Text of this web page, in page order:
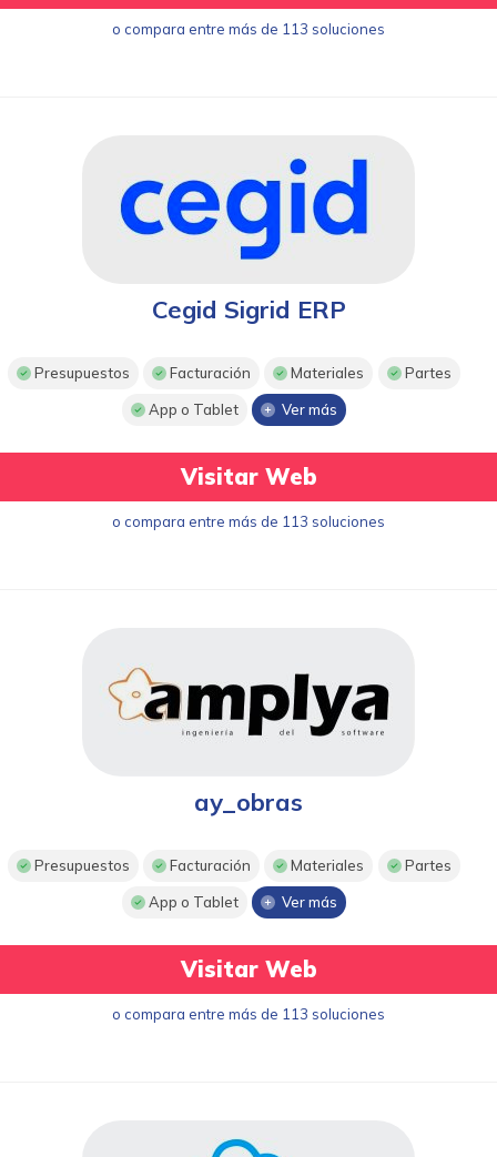
o compara entre más de 113 soluciones
Cegid Sigrid ERP
Presupuestos Facturación Materiales Partes
App o Tablet Ver más
Visitar Web
o compara entre más de 113 soluciones
ay_obras
Presupuestos Facturación Materiales Partes
App o Tablet Ver más
Visitar Web
o compara entre más de 113 soluciones